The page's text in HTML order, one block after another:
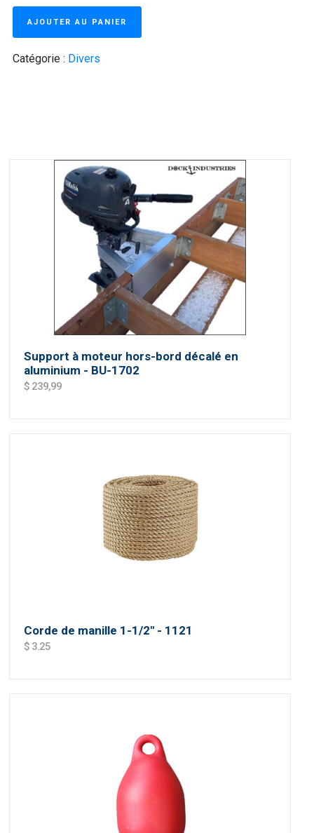
AJOUTER AU PANIER
Catégorie : Divers
Support à moteur hors-bord décalé en
aluminium - BU-1702
$ 239,99
Corde de manille 1-1/2'' - 1121
$ 3.25